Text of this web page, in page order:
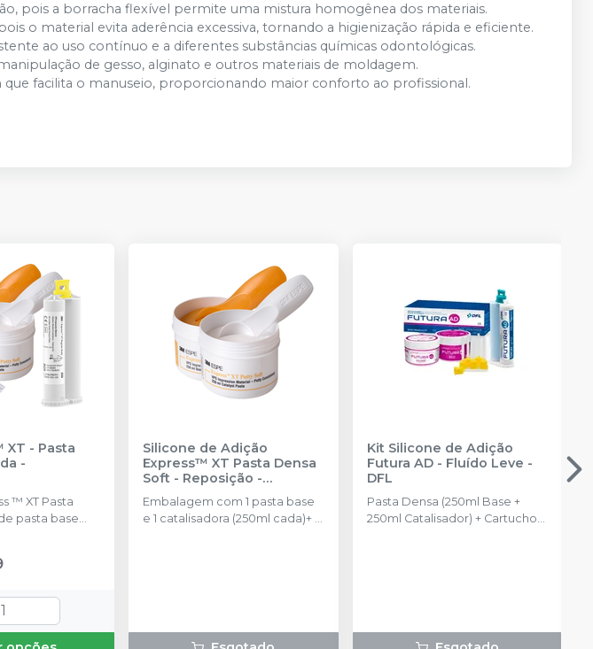
pois a borracha flexível permite uma mistura homogênea dos materiais.
o material evita aderência excessiva, tornando a higienização rápida e eficiente.
ao uso contínuo e a diferentes substâncias químicas odontológicas.
de gesso, alginato e outros materiais de moldagem.
que facilita o manuseio, proporcionando maior conforto ao profissional.
XT - Pasta
-
™ XT Pasta
pasta base
™; XT Pasta
pasta
ml); Express ™
1 cartucho
Misturadoras
Silicone de Adição
Express™ XT Pasta Densa
Soft - Reposição -
Embalagem com 1 pasta base
e 1 catalisadora (250ml cada)+ 2
Kit Silicone de Adição
Futura AD - Fluído Leve -
DFL
Pasta Densa (250ml Base +
250ml Catalisador) + Cartucho